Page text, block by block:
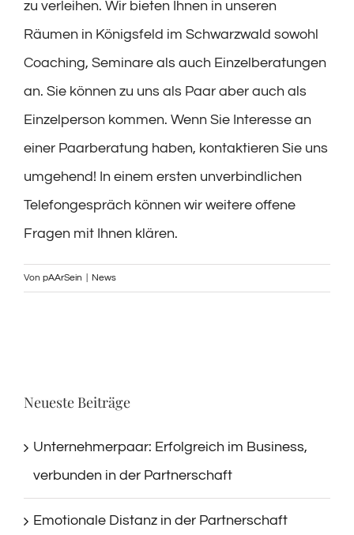
zu verleihen. Wir bieten Ihnen in unseren
Räumen in Königsfeld im Schwarzwald sowohl
Coaching, Seminare als auch Einzelberatungen
an. Sie können zu uns als Paar aber auch als
Einzelperson kommen. Wenn Sie Interesse an
einer Paarberatung haben, kontaktieren Sie uns
umgehend! In einem ersten unverbindlichen
Telefongespräch können wir weitere offene
Fragen mit Ihnen klären.
Von pAArSein News
Neueste Beiträge
Unternehmerpaar: Erfolgreich im Business,
verbunden in der Partnerschaft
Emotionale Distanz in der Partnerschaft